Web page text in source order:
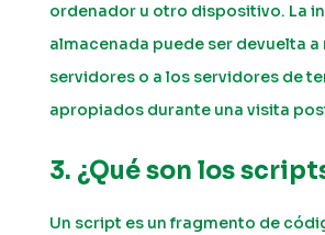
ordenador u otro dispositivo. La
almacenada puede ser devuelta a
servidores o a los servidores de
apropiados durante una visita
3. ¿Qué son los
Un script es un fragmento de